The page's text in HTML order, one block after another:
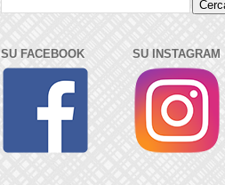
SU FACEBOOK SU INSTAGRAM